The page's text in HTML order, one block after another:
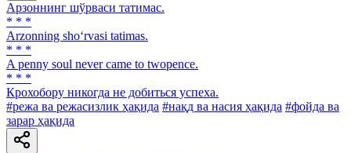
Арзоннинг шўрваси татимас.
* * *
Arzonning sho‘rvasi tatimas.
* * *
A penny soul never came to twopence.
* * *
Крохобору никогда не добиться успеха.
#режа ва режасизлик ҳақида #нақд ва насия ҳақида #фойда ва
зарар ҳақида